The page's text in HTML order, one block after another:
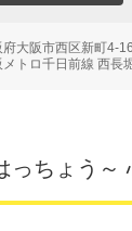
府大阪市西区新町4-
メトロ千日前線 西長
っちょう～